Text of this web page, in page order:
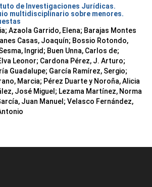
de Investigaciones Jurídicas.
multidisciplinario sobre menores.
Azaola Garrido, Elena; Barajas Montes
Casas, Joaquín; Bossio Rotondo,
Ingrid; Buen Unna, Carlos de;
Leonor; Cardona Pérez, J. Arturo;
Guadalupe; García Ramírez, Sergio;
Marcia; Pérez Duarte y Noroña, Alicia
José Miguel; Lezama Martínez, Norma
Juan Manuel; Velasco Fernández,